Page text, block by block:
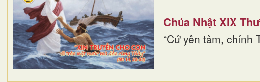
Chúa Nhật XIX
“Cứ yên tâm, chính